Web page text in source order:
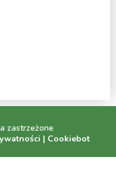
zastrzeżone
| Cookiebot